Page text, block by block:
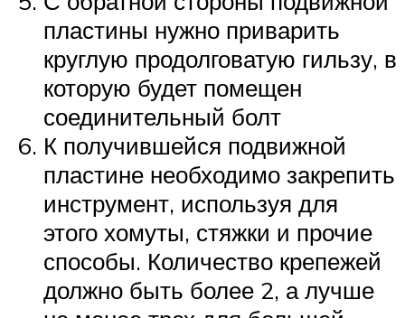
пластины нужно приварить
круглую продолговатую гильзу, в
которую будет помещен
соединительный болт
К получившейся подвижной
пластине необходимо закрепить
инструмент, используя для
этого хомуты, стяжки и прочие
способы. Количество крепежей
должно быть более 2, а лучше